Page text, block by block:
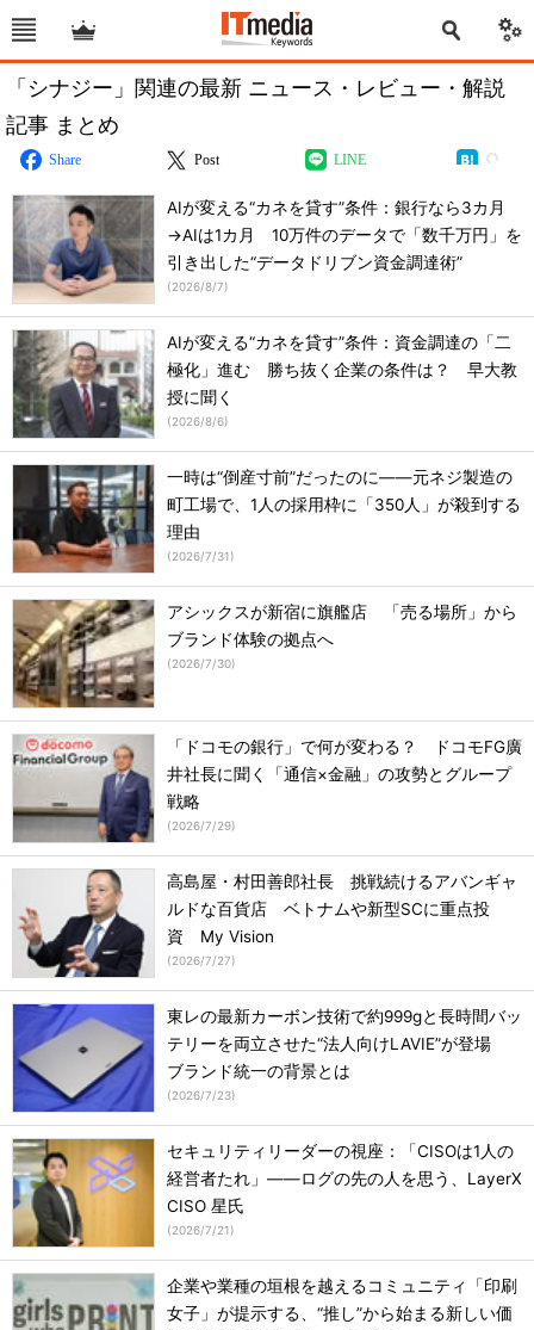
「シナジー」関連の最新 ニュース・レビュー・解説
記事 まとめ
Share Post LINE
AIが変える“カネを貸す”条件：銀行なら3カ月
→AIは1カ月 10万件のデータで「数千万円」を
引き出した“データドリブン資金調達術”
(2026/8/7)
AIが変える“カネを貸す”条件：資金調達の「二
極化」進む 勝ち抜く企業の条件は？ 早大教
授に聞く
(2026/8/6)
一時は“倒産寸前”だったのに――元ネジ製造の
町工場で、1人の採用枠に「350人」が殺到する
理由
(2026/7/31)
アシックスが新宿に旗艦店 「売る場所」から
ブランド体験の拠点へ
(2026/7/30)
「ドコモの銀行」で何が変わる？ ドコモFG廣
井社長に聞く「通信×金融」の攻勢とグループ
戦略
(2026/7/29)
高島屋・村田善郎社長 挑戦続けるアバンギャ
ルドな百貨店 ベトナムや新型SCに重点投
資 My Vision
(2026/7/27)
東レの最新カーボン技術で約999gと長時間バッ
テリーを両立させた“法人向けLAVIE”が登場
ブランド統一の背景とは
(2026/7/23)
セキュリティリーダーの視座：「CISOは1人の
経営者たれ」――ログの先の人を思う、LayerX
CISO 星氏
(2026/7/21)
企業や業種の垣根を越えるコミュニティ「印刷
女子」が提示する、“推し”から始まる新しい価